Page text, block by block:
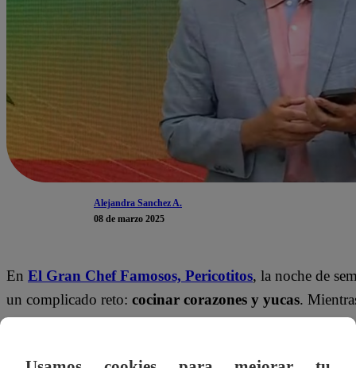
Alejandra Sanchez A.
08 de marzo 2025
En El Gran Chef Famosos, Pericotitos, la noche de
un complicado reto: cocinar corazones y yucas.
Steve Palao y su nieta Caetana lograron destacar